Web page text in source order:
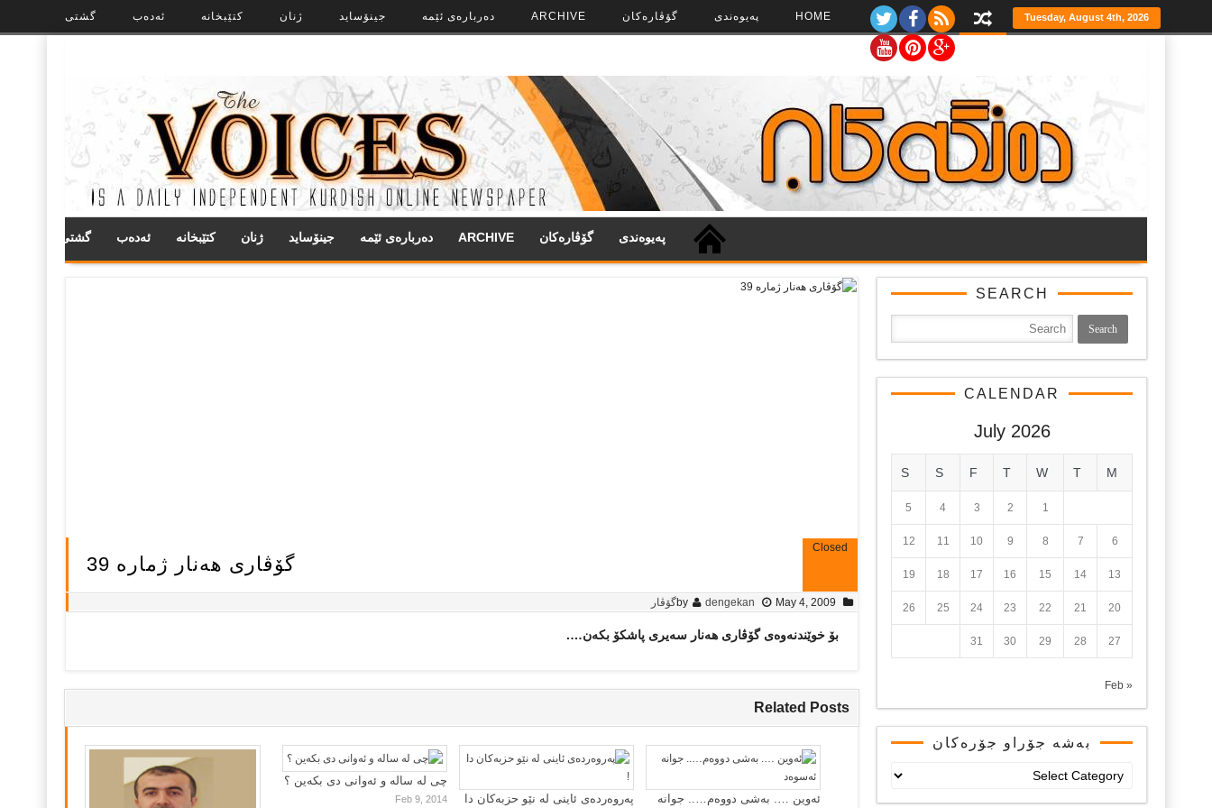
گشتی ئەدەب کتێبخانە ژنان جینۆساید ده‌رباره‌ی ئێمه ARCHIVE گۆڤاره‌کان په‌‌یوه‌ندی HOME Tuesday, August 4th, 2026
گشتی ئەدەب کتێبخانە ژنان جینۆساید ده‌رباره‌ی ئێمه ARCHIVE گۆڤاره‌کان په‌‌یوه‌ندی
گۆڤاری هه‌نار ژماره‌ 39
Closed
by dengekan May 4, 2009 گۆڤار
بۆ خوێندنه‌وه‌ی گۆڤاری هه‌نار سه‌یری پاشکۆ بکه‌ن….
Related Posts
چی لە سالە و ئەوانی دی بكەین ؟
Feb 9, 2014 پەروەردەی ئاینی لە نێو حزبەکان دا ئەوین …. بەشی دووەم….. جوانە
SEARCH
CALENDAR
July 2026
M
T
W
T
F
S
S
1
2
3
4
5
6
7
8
9
10
11
12
13
14
15
16
17
18
19
20
21
22
23
24
25
26
27
28
29
30
31
« Feb
بەشە جۆراو جۆرەکان